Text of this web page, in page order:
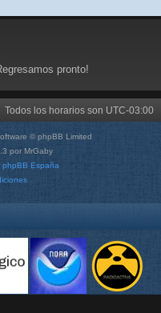
pronto!
Todos los horarios son UTC-03:00
© phpBB Limited
por MrGaby
phpBB España